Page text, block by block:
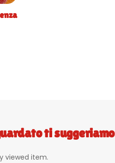
ti suggeriamo
viewed item.